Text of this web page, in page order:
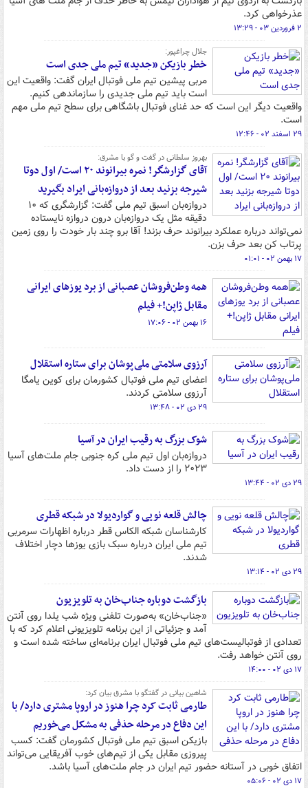
عذرخواهی کرد.
۲ فروردین ۰۳ - ۱۳:۲۹
جلال چراغپور:
خطر بازیکن «جدید» تیم ملی جدی است
مربی پیشین تیم ملی فوتبال ایران گفت: واقعیت این
است باید تیم ملی جدیدی را سازماندهی کنیم.
واقعیت دیگر این است که حد غنای فوتبال باشگاهی برای سطح تیم ملی مهم
است.
۲۹ اسفند ۰۲ - ۱۲:۴۶
بهروز سلطانی در گفت و گو با مشرق:
آقای گزارشگر! نمره بیرانوند ۲۰ است/ اول دوتا
شیرجه بزنید بعد از دروازه‌بانی ایراد بگیرید
دروازه‌بان اسبق تیم ملی گفت: گزارشگری که ۱۰
دقیقه مثل یک دروازه‌بان درون دروازه نایستاده
نمی‌تواند درباره عملکرد بیرانوند حرف بزند! آقا برو چند بار خودت را روی زمین
پرتاب کن بعد حرف بزن.
۱۷ بهمن ۰۲ - ۰۱:۰۱
همه وطن‌فروشان عصبانی از برد یوزهای ایرانی
مقابل ژاپن!+ فیلم
۱۶ بهمن ۰۲ - ۱۷:۰۶
آرزوی سلامتی ملی‌پوشان برای ستاره استقلال
اعضای تیم ملی فوتبال کشورمان برای کوین یامگا
آرزوی سلامتی کردند.
۲۹ دی ۰۲ - ۱۳:۴۸
شوک بزرگ به رقیب ایران در آسیا
دروازه‌بان اول تیم ملی کره جنوبی جام ملت‌های آسیا
۲۰۲۳ را از دست داد.
۲۹ دی ۰۲ - ۱۳:۴۴
چالش قلعه نویی و گواردیولا در شبکه قطری
کارشناسان شبکه الکاس قطر درباره اظهارات سرمربی
تیم ملی ایران درباره سبک بازی یوزها دچار اختلاف
شدند.
۲۹ دی ۰۲ - ۱۳:۱۴
بازگشت دوباره جناب‌خان به تلویزیون
«جناب‌خان» به‌صورت تلفنی ویژه شب یلدا روی آنتن
آمد و جزئیاتی از این برنامه تلویزیونی اعلام کرد که با
تعدادی از فوتبالیست‌های تیم ملی فوتبال ایران برنامه‌ای ساخته شده است و
روی آنتن خواهد رفت.
۱۷ دی ۰۲ - ۱۴:۰۰
شاهین بیانی در گفتگو با مشرق بیان کرد:
طارمی ثابت کرد چرا هنوز در اروپا مشتری دارد/ با
این دفاع در مرحله حذفی به مشکل می‌خوریم
بازیکن اسبق تیم ملی فوتبال کشورمان گفت: کسب
پیروزی مقابل یکی از تیم‌های خوب آفریقایی می‌تواند
اتفاق خوبی در آستانه حضور تیم ایران در جام ملت‌های آسیا باشد.
۱۷ دی ۰۲ - ۰۵:۰۶